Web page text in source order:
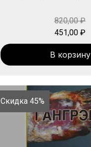
820,00₽
451,00 ₽
В корзину
Скидка 45%